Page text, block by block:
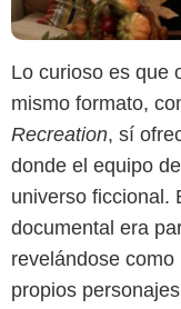
Lo curioso es que
mismo formato,
Recreation, sí
donde el equipo
universo ficcional.
documental era
revelándose
propios